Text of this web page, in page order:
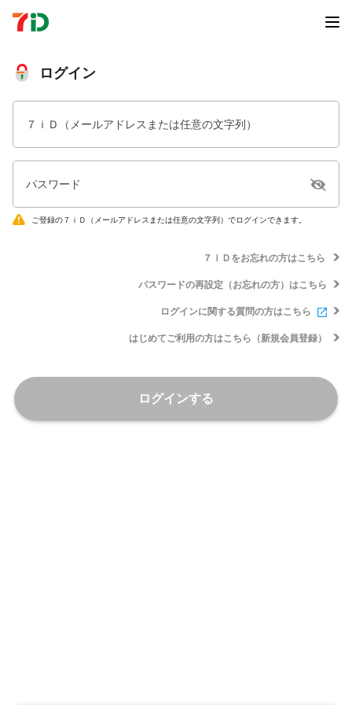
ログイン
７ｉＤ（メールアドレスまたは任意の文字列）
パスワード
ご登録の７ｉＤ（メールアドレスまたは任意の文字列）でログインできます。
７ｉＤをお忘れの方はこちら
パスワードの再設定（お忘れの方）はこちら
ログインに関する質問の方はこちら
はじめてご利用の方はこちら（新規会員登録）
ログインする